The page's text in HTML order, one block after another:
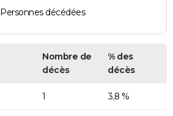
Personnes décédées
Nombre de
décès
% des
décès
1 3,8 %